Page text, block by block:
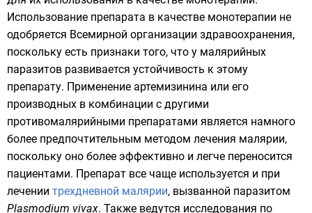
Использование препарата в качестве монотерапии не
одобряется Всемирной организации здравоохранения,
поскольку есть признаки того, что у малярийных
паразитов развивается устойчивость к этому
препарату. Применение артемизинина или его
производных в комбинации с другими
противомалярийными препаратами является намного
более предпочтительным методом лечения малярии,
поскольку оно более эффективно и легче переносится
пациентами. Препарат все чаще используется и при
лечении трехдневной малярии, вызванной паразитом
Plasmodium vivax. Также ведутся исследования по